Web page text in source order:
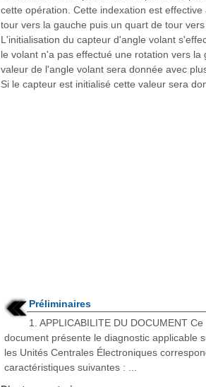
cette opération. Cette indexation est
tour vers la gauche puis un quart de tour vers
L'initialisation du capteur d'angle volant
le volant n'a pas effectué une rotation vers
valeur de l'angle volant sera donnée avec
Si le capteur est initialisé cette valeur sera
Préliminaires
1. APPLICABILITE DU DOCUMENT Ce
document présente le diagnostic applicable
les Unités Centrales Électroniques
caractéristiques suivantes : ...